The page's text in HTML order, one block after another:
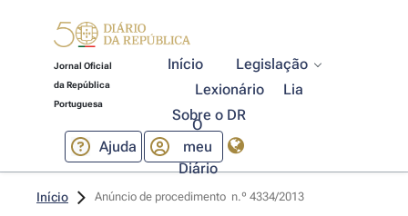
Jornal Oficial
da República
Portuguesa
Início
Legislação
Lexionário
Lia
Sobre o DR
Ajuda
O
meu
Diário
Início Anúncio de procedimento  n.º 4334/2013